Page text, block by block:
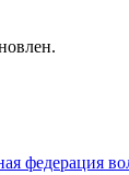
федерация